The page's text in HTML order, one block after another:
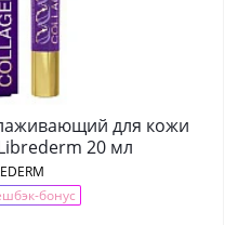
для кожи
20 мл
бонус